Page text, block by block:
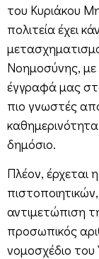
του Κυριάκου
πολιτεία έχει
Νοημοσύνης,
έγγραφά μας
πιο γνωστές
δημόσιο.
Πλέον, έρχεται
αντιμετώπιση
προσωπικός
νομοσχέδιο